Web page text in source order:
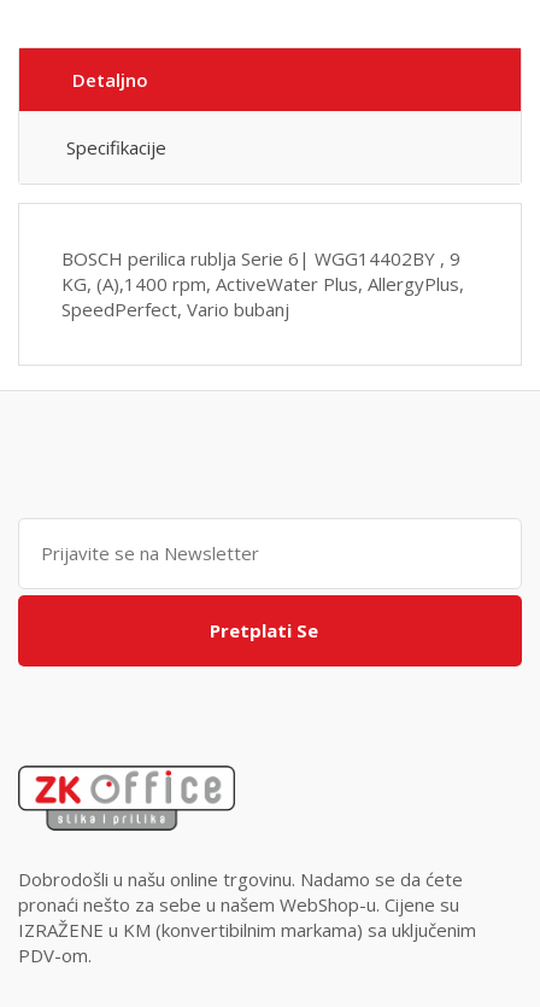
Detaljno
Specifikacije
BOSCH perilica rublja Serie 6| WGG14402BY , 9
KG, (A),1400 rpm, ActiveWater Plus, AllergyPlus,
SpeedPerfect, Vario bubanj
Pretplati Se
Dobrodošli u našu online trgovinu. Nadamo se da ćete
pronaći nešto za sebe u našem WebShop-u. Cijene su
IZRAŽENE u KM (konvertibilnim markama) sa uključenim
PDV-om.